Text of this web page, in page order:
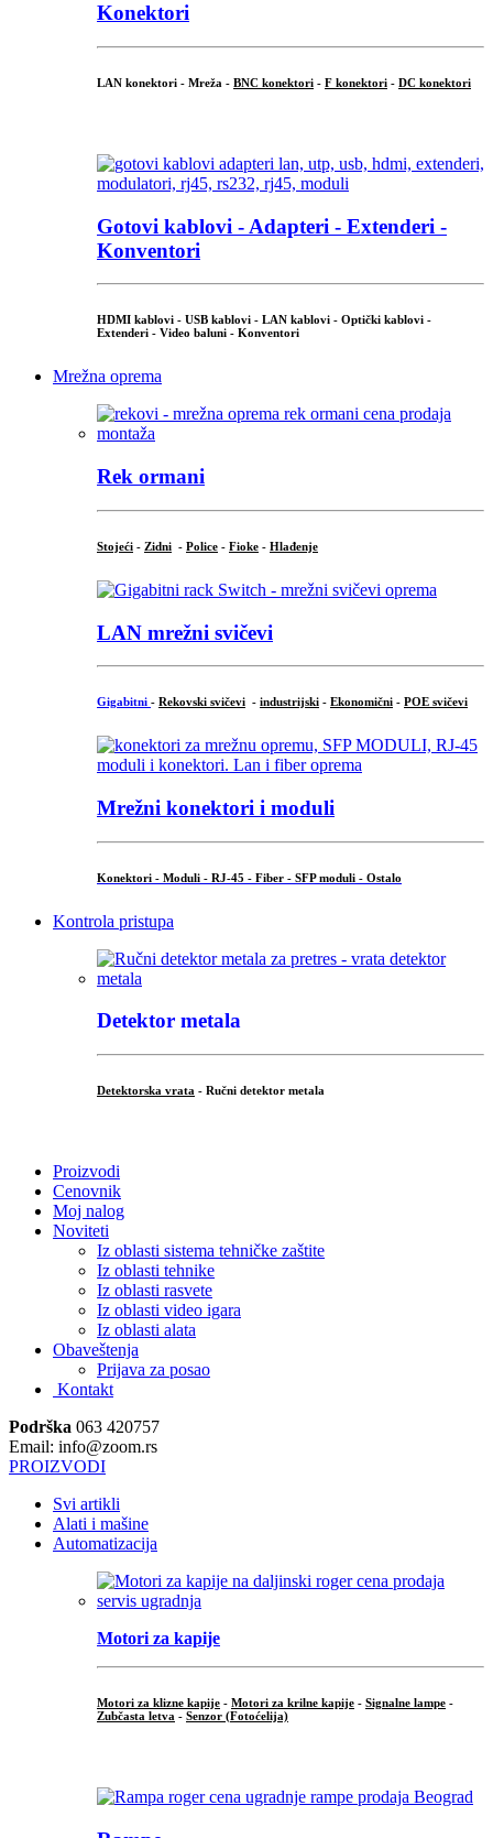
Konektori
LAN konektori - Mreža - BNC konektori - F konektori - DC konektori
Gotovi kablovi - Adapteri - Extenderi -
Konventori
HDMI kablovi - USB kablovi - LAN kablovi - Optički kablovi -
Extenderi - Video baluni - Konventori
Mrežna oprema
Rek ormani
Stojeći - Zidni - Police - Fioke - Hlađenje
LAN mrežni svičevi
Gigabitni - Rekovski svičevi - industrijski - Ekonomični - POE svičevi
Mrežni konektori i moduli
Konektori - Moduli - RJ-45 - Fiber - SFP moduli - Ostalo
Kontrola pristupa
Detektor metala
Detektorska vrata - Ručni detektor metala
Proizvodi
Cenovnik
Moj nalog
Noviteti
Iz oblasti sistema tehničke zaštite
Iz oblasti tehnike
Iz oblasti rasvete
Iz oblasti video igara
Iz oblasti alata
Obaveštenja
Prijava za posao
Kontakt
Podrška 063 420757
Email: info@zoom.rs
PROIZVODI
Svi artikli
Alati i mašine
Automatizacija
Motori za kapije
Motori za klizne kapije - Motori za krilne kapije - Signalne lampe -
Zubčasta letva - Senzor (Fotoćelija)